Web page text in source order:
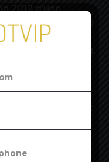
2012 d’une
pour soutenir
rebond du
ses industriels et
ses entreprises.
politiques et
sans
propagation du